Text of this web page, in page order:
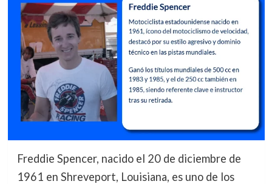
Freddie Spencer, nacido el 20 de diciembre de
1961 en Shreveport, Louisiana, es uno de los